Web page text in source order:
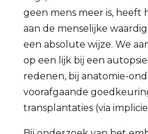
geen mens meer is, heeft
aan de menselijke
een absolute wijze. We
op een lijk bij een
redenen, bij anatomie-
voorafgaande
transplantaties (via